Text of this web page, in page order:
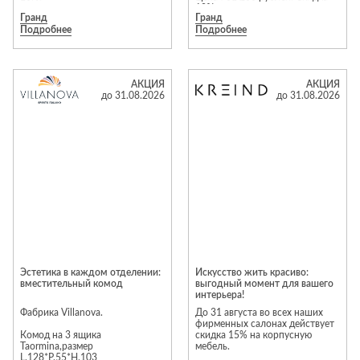
Предложение действует до 31
Подробности уточняйте у
менеджеров салона
Гранд
Подробнее
Подробности уточняйте у
менеджеров салона
Гранд
Подробнее
АКЦИЯ
до 31.08.2026
Эстетика в каждом отделении:
вместительный комод
Фабрика Villanova.
Комод на 3 ящика
Taormina,размер
L.128*P.55*H.103
АКЦИЯ
до 31.08.2026
Искусство жить красиво:
выгодный момент для вашего
интерьера!
До 31 августа во всех наших
фирменных салонах действует
скидка 15% на корпусную
мебель.